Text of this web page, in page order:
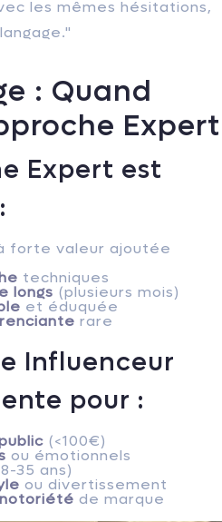
les mêmes hésitations,
: Quand
Expert
Expert est
forte valeur ajoutée
techniques
longs (plusieurs mois)
et éduquée
rare
Influenceur
pour :
(<100€)
ou émotionnels
35 ans)
ou divertissement
de marque